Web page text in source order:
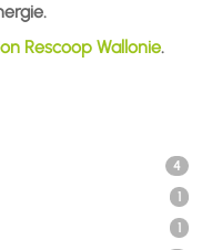
Rescoop Wallonie.
4
1
1